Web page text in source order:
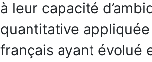
à leur capacité
quantitative
français ayant évolué